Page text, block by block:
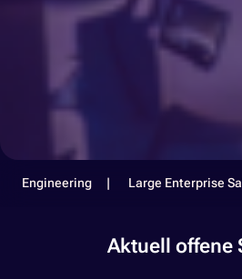
Engineering Large Enterprise
Aktuell offene